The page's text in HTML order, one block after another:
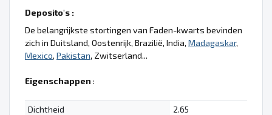
Deposito's :
De belangrijkste stortingen van Faden-kwarts bevinden
zich in Duitsland, Oostenrijk, Brazilië, India, Madagaskar,
Mexico, Pakistan, Zwitserland...
Eigenschappen :
Dichtheid
2.65